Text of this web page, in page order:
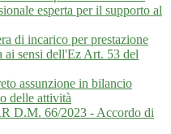
esperta per il supporto al
di incarico per prestazione
ai sensi dell'Ez Art. 53 del
assunzione in bilancio
delle attività
D.M. 66/2023 - Accordo di